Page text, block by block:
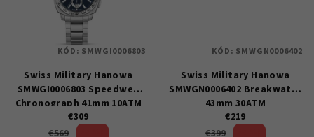
Swiss Military Hanowa
SMWGI0006803 Speedwell
Chronograph 41mm 10ATM
€309
€569
KÓD: SMWGI0006803
Swiss Military Hanowa
SMWGN0006402 Breakwater
43mm 30ATM
€219
€399
KÓD: SMWGN0006402